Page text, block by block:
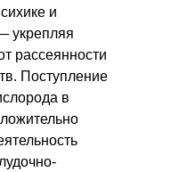
и
укрепляя
рассеянности
Поступление
в